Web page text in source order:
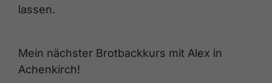
lassen.
Mein nächster Brotbackkurs mit Alex in
Achenkirch!